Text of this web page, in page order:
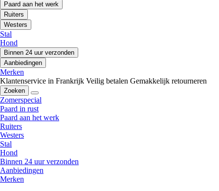
Paard aan het werk
Ruiters
Westers
Stal
Hond
Binnen 24 uur verzonden
Aanbiedingen
Merken
Klantenservice in Frankrijk Veilig betalen Gemakkelijk retourneren
Zoeken
Zomerspecial
Paard in rust
Paard aan het werk
Ruiters
Westers
Stal
Hond
Binnen 24 uur verzonden
Aanbiedingen
Merken